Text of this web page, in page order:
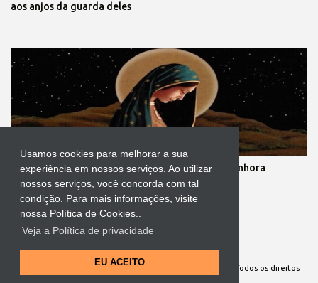
Usamos cookies para melhorar a sua
experiência em nossos serviços. Ao utilizar
nossos serviços, você concorda com tal
condição. Para mais informações, visite
nossa Política de Cookies..
Veja a Política de privacidade
EU ACEITO
aos anjos da guarda deles
Novena dos nove meses de gestação de Nossa Senhora
Tecnologia do Blogger
Site Oficial da Comunidade Nossa Senhora cuida de mim. Todos os direitos